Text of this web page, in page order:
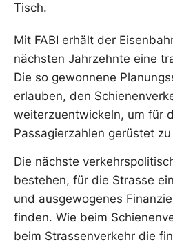
Tisch.
Mit FABI erhält der
nächsten Jahrzehnte eine
Die so gewonnene
erlauben, den
weiterzuentwickeln, um für
Passagierzahlen gerüstet
Die nächste
bestehen, für die Strasse
und ausgewogenes
finden. Wie beim
beim Strassenverkehr die